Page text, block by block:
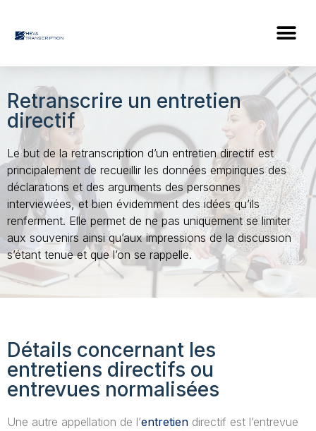
Retranscrire un entretien
directif
Le but de la retranscription d’un entretien directif est
principalement de recueillir les données empiriques des
déclarations et des arguments des personnes
interviewées, et bien évidemment des idées qu’ils
renferment. Elle permet de ne pas uniquement se limiter
aux souvenirs ainsi qu’aux impressions de la discussion
s’étant tenue et que l’on se rappelle.
Détails concernant les
entretiens directifs ou
entrevues normalisées
Une autre appellation de l’entretien directif est l’entrevue